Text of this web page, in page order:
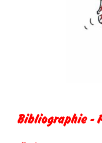
Bibliographie -